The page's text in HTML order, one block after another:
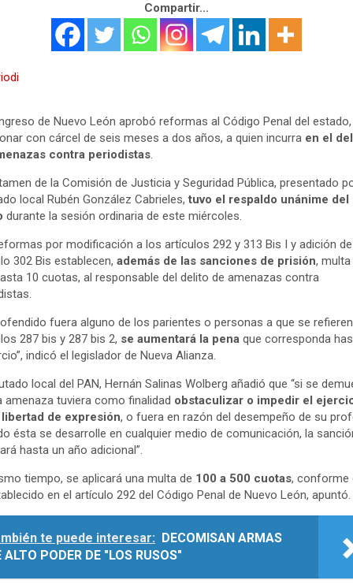
Compartir...
de Nuevo León aprobó reformas al Código Penal del
con cárcel de seis meses a dos años, a quien incurra en el
contra periodistas.
de la Comisión de Justicia y Seguridad Pública, presentado
local Rubén González Cabrieles, tuvo el respaldo unánime del
durante la sesión ordinaria de este miércoles.
por modificación a los artículos 292 y 313 Bis I y adición
302 Bis establecen, además de las sanciones de prisión, multa
10 cuotas, al responsable del delito de amenazas contra
ofendido fuera alguno de los parientes o personas a que se
287 bis y 287 bis 2, se aumentará la pena que corresponda
indicó el legislador de Nueva Alianza.
local del PAN, Hernán Salinas Wolberg añadió que “si se
amenaza tuviera como finalidad obstaculizar o impedir el
de expresión, o fuera en razón del desempeño de su
ésta se desarrolle en cualquier medio de comunicación, la
hasta un año adicional”.
tiempo, se aplicará una multa de 100 a 500 cuotas, conforme
en el artículo 292 del Código Penal de Nuevo León, apuntó.
te puede interesar: DECOMISAN ARMAS
ALTO PODER DE "LOS RUSOS"